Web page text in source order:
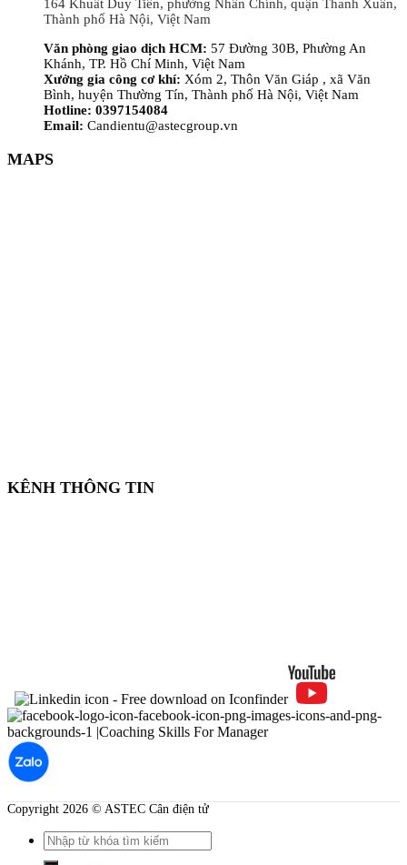
164 Khuất Duy Tiến, phường Nhân Chính, quận Thanh Xuân,
Thành phố Hà Nội, Việt Nam
Văn phòng giao dịch HCM: 57 Đường 30B, Phường An
Khánh, TP. Hồ Chí Minh, Việt Nam
Xưởng gia công cơ khí: Xóm 2, Thôn Văn Giáp , xã Văn
Bình, huyện Thường Tín, Thành phố Hà Nội, Việt Nam
Hotline: 0397154084
Email: Candientu@astecgroup.vn
MAPS
KÊNH THÔNG TIN
Copyright 2026 © ASTEC Cân điện tử
Search
for: